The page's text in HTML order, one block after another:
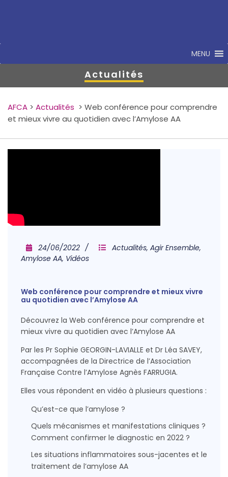
MENU
Actualités
AFCA > Actualités > Web conférence pour comprendre
et mieux vivre au quotidien avec l’Amylose AA
24/06/2022 Actualités, Agir Ensemble,
Amylose AA, Vidéos
Web conférence pour comprendre et mieux vivre
au quotidien avec l’Amylose AA
Découvrez la Web conférence pour comprendre et
mieux vivre au quotidien avec l’Amylose AA
Par les Pr Sophie GEORGIN-LAVIALLE et Dr Léa SAVEY,
accompagnées de la Directrice de l’Association
Française Contre l’Amylose Agnès FARRUGIA.
Elles vous répondent en vidéo à plusieurs questions :
Qu’est-ce que l’amylose ?
Quels mécanismes et manifestations cliniques ?
Comment confirmer le diagnostic en 2022 ?
Les situations inflammatoires sous-jacentes et le
traitement de l’amylose AA